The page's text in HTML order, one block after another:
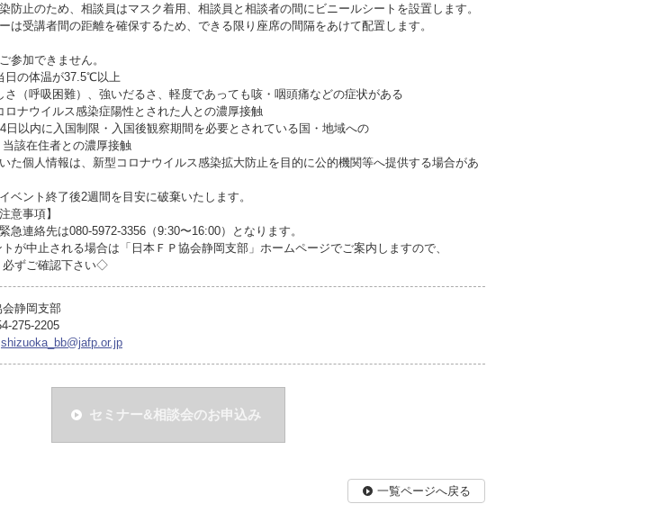
防止のため、相談員はマスク着用、相談員と相談者の間にビニールシートを設置します。
は受講者間の距離を確保するため、できる限り座席の間隔をあけて配置します。
参加できません。
日の体温が37.5℃以上
さ（呼吸困難）、強いだるさ、軽度であっても咳・咽頭痛などの症状がある
ロナウイルス感染症陽性とされた人との濃厚接触
日以内に入国制限・入国後観察期間を必要とされている国・地域への
該在住者との濃厚接触
た個人情報は、新型コロナウイルス感染拡大防止を目的に公的機関等へ提供する場合があ
ベント終了後2週間を目安に破棄いたします。
意事項】
急連絡先は080-5972-3356（9:30〜16:00）となります。
が中止される場合は「日本ＦＰ協会静岡支部」ホームページでご案内しますので、
ずご確認下さい◇
会静岡支部
275-2205
shizuoka_bb@jafp.or.jp
セミナー&相談会のお申込み
一覧ページへ戻る